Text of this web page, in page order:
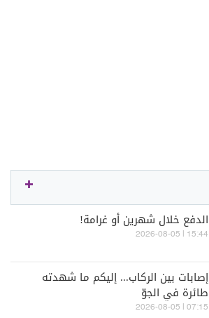
الدفع خلال شهرين أو غرامة!
15:44 | 2026-08-05
إصابات بين الركاب... إليكم ما شهدته
طائرة في الجوّ
07:15 | 2026-08-05